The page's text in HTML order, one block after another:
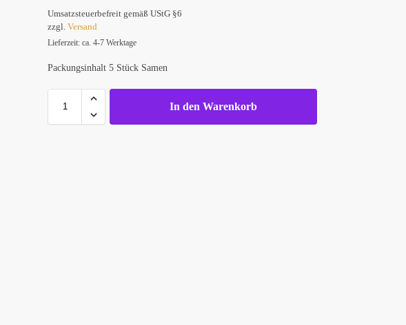
Umsatzsteuerbefreit gemäß UStG §6
zzgl.Versand
Lieferzeit: ca. 4-7 Werktage
Packungsinhalt 5 Stück Samen
In den Warenkorb